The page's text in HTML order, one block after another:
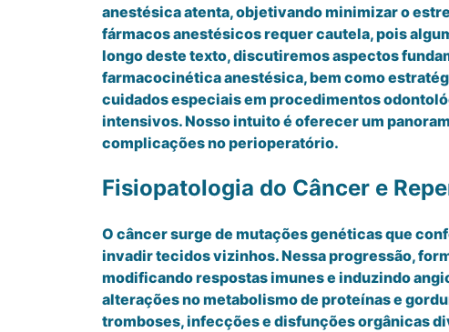
anestésica atenta, objetivando minimizar o
fármacos anestésicos requer cautela, pois
longo deste texto, discutiremos aspectos
farmacocinética anestésica, bem como
cuidados especiais em procedimentos
intensivos. Nosso intuito é oferecer um
complicações no perioperatório.
Fisiopatologia do Câncer e
O câncer surge de mutações genéticas que
invadir tecidos vizinhos. Nessa progressão,
modificando respostas imunes e induzindo
alterações no metabolismo de proteínas e
tromboses, infecções e disfunções orgânicas